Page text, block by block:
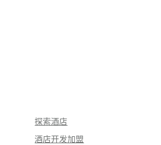
探索酒店
酒店开发加盟